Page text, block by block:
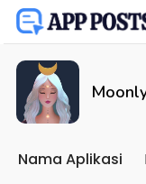
Nama Aplikasi